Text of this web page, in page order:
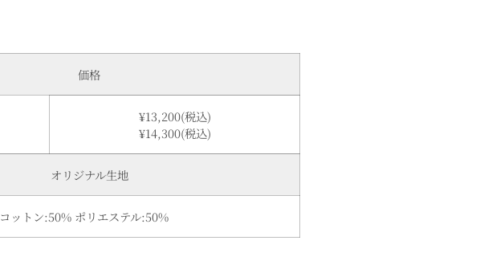
価格
¥13,200(税込)
¥14,300(税込)
オリジナル生地
コットン:50% ポリエステル:50%